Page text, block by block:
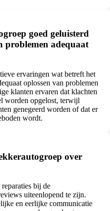
goed geluisterd
problemen adequaat
ervaringen wat betreft het
oplossen van problemen
klanten ervaren dat klachten
worden opgelost, terwijl
genegeerd worden of dat er
wordt.
over
bij de
uiteenlopend te zijn.
en eerlijke communicatie